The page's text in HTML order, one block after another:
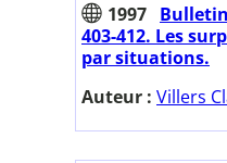
1997 Bulletin
403-412. Les
par situations.
Auteur : Villers